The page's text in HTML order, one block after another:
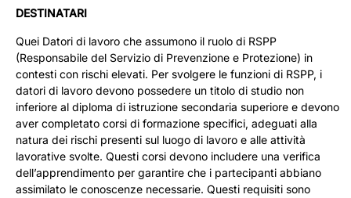
DESTINATARI
Quei Datori di lavoro che assumono il ruolo di RSPP
(Responsabile del Servizio di Prevenzione e Protezione) in
contesti con rischi elevati. Per svolgere le funzioni di RSPP, i
datori di lavoro devono possedere un titolo di studio non
inferiore al diploma di istruzione secondaria superiore e devono
aver completato corsi di formazione specifici, adeguati alla
natura dei rischi presenti sul luogo di lavoro e alle attività
lavorative svolte. Questi corsi devono includere una verifica
dell’apprendimento per garantire che i partecipanti abbiano
assimilato le conoscenze necessarie. Questi requisiti sono